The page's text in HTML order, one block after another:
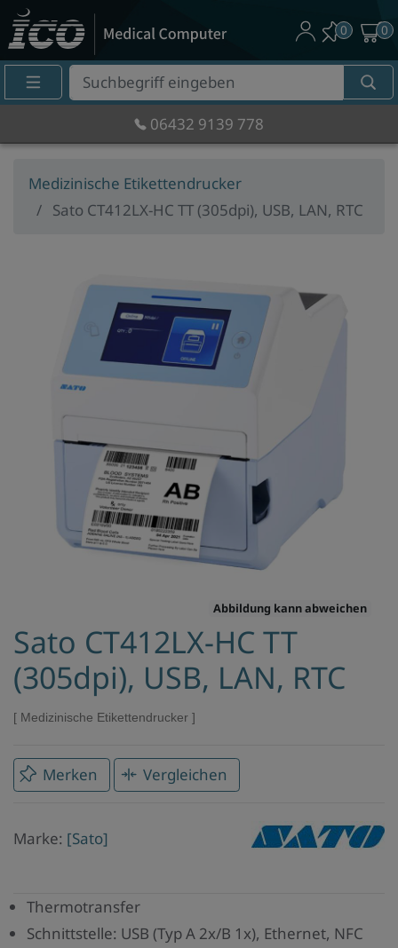
Suche
Eingabefeld
0 0
06432 9139 778
Medizinische Etikettendrucker
Sato CT412LX-HC TT (305dpi), USB, LAN, RTC
Abbildung kann abweichen
Sato CT412LX-HC TT
(305dpi), USB, LAN, RTC
Medizinische Etikettendrucker
Merken Vergleichen
Marke: [Sato]
Sato
Thermotransfer
Schnittstelle: USB (Typ A 2x/B 1x), Ethernet, NFC